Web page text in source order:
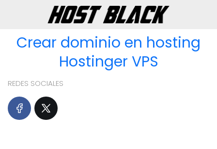
Crear dominio en hosting
Hostinger VPS
REDES SOCIALES